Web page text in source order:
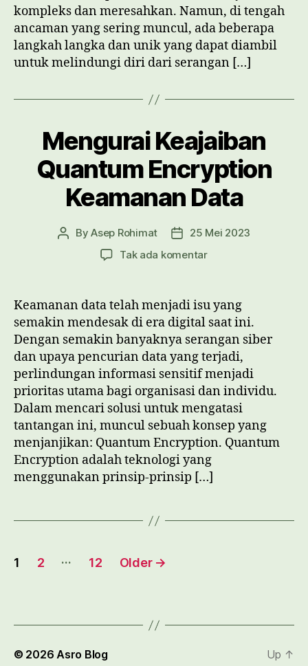
kompleks dan meresahkan. Namun, di tengah
ancaman yang sering muncul, ada beberapa
langkah langka dan unik yang dapat diambil
untuk melindungi diri dari serangan […]
Mengurai Keajaiban
Quantum Encryption
Keamanan Data
PostByAsep Rohimat
Post
date
25 Mei 2023
Tak ada komentarpada
Quantum
Encryption
Keamanan
Data
Keamanan data telah menjadi isu yang
semakin mendesak di era digital saat ini.
Dengan semakin banyaknya serangan siber
dan upaya pencurian data yang terjadi,
perlindungan informasi sensitif menjadi
prioritas utama bagi organisasi dan individu.
Dalam mencari solusi untuk mengatasi
tantangan ini, muncul sebuah konsep yang
menjanjikan: Quantum Encryption. Quantum
Encryption adalah teknologi yang
menggunakan prinsip-prinsip […]
Paginasi
1 2 … 12 Older →
© 2026Asro Blog Up ↑